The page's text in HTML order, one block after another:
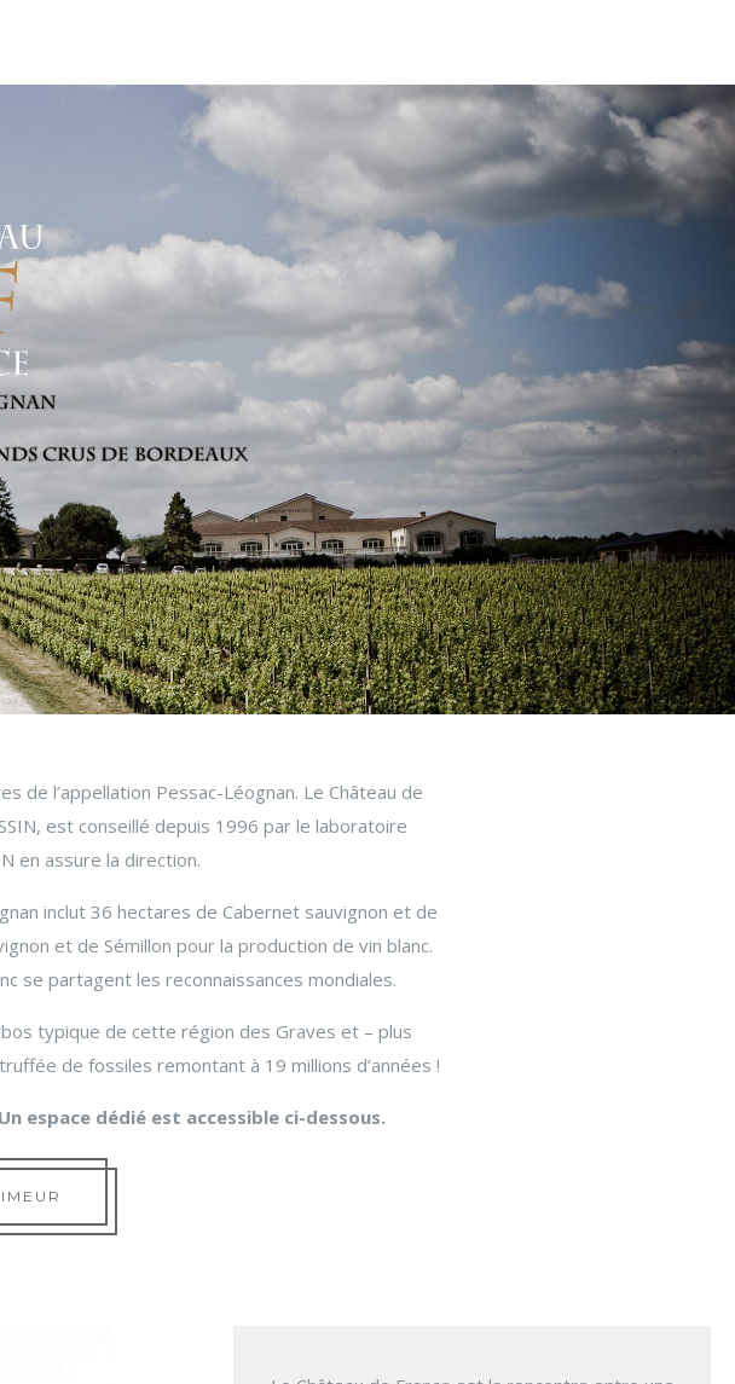
Crus de Bordeaux
de l’appellation Pessac-Léognan. Le Château de
est conseillé depuis 1996 par le laboratoire
en assure la direction.
inclut 36 hectares de Cabernet sauvignon et de
et de Sémillon pour la production de vin blanc.
se partagent les reconnaissances mondiales.
typique de cette région des Graves et – plus
de fossiles remontant à 19 millions d’années !
espace dédié est accessible ci-dessous.